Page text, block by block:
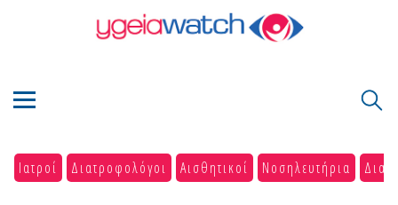
Ιατροί Διατροφολόγοι Αισθητικοί Νοσηλευτήρια